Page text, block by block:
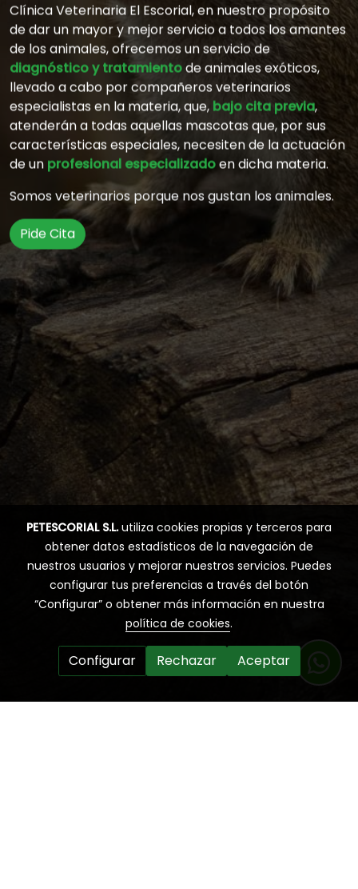
Clínica Veterinaria El Escorial, en nuestro propósito
de dar un mayor y mejor servicio a todos los amantes
de los animales, ofrecemos un servicio de
diagnóstico y tratamientode animales exóticos,
llevado a cabo por compañeros veterinarios
especialistas en la materia, que, bajo cita previa,
atenderán a todas aquellas mascotas que, por sus
características especiales, necesiten de la actuación
de un profesional especializadoen dicha materia.
Somos veterinarios porque nos gustan los animales.
Pide Cita
PETESCORIAL S.L.utiliza cookies propias y terceros para
obtener datos estadísticos de la navegación de
nuestros usuarios y mejorar nuestros servicios. Puedes
configurar tus preferencias a través del botón
“Configurar” o obtener más información en nuestra
política de cookies.
Configurar Rechazar Aceptar